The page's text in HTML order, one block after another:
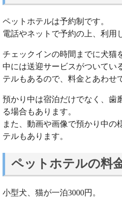
ペットホテルは予約制です。
電話やネットで予約の上、利用
チェックインの時間までに犬猫
中には送迎サービスがついてい
テルもあるので、料金とあわせ
預かり中は宿泊だけでなく、歯
る場合もあります。
また、動画や画像で預かり中の
テルもあります。
ペットホテルの料
小型犬、猫が一泊3000円。